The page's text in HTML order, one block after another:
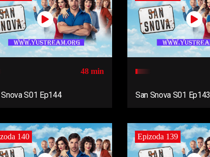
48 min
Snova S01 Ep144 San Snova S01 Ep143
140 Epizoda 139